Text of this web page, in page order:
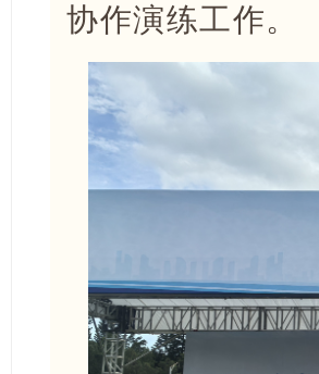
协作演练工作。